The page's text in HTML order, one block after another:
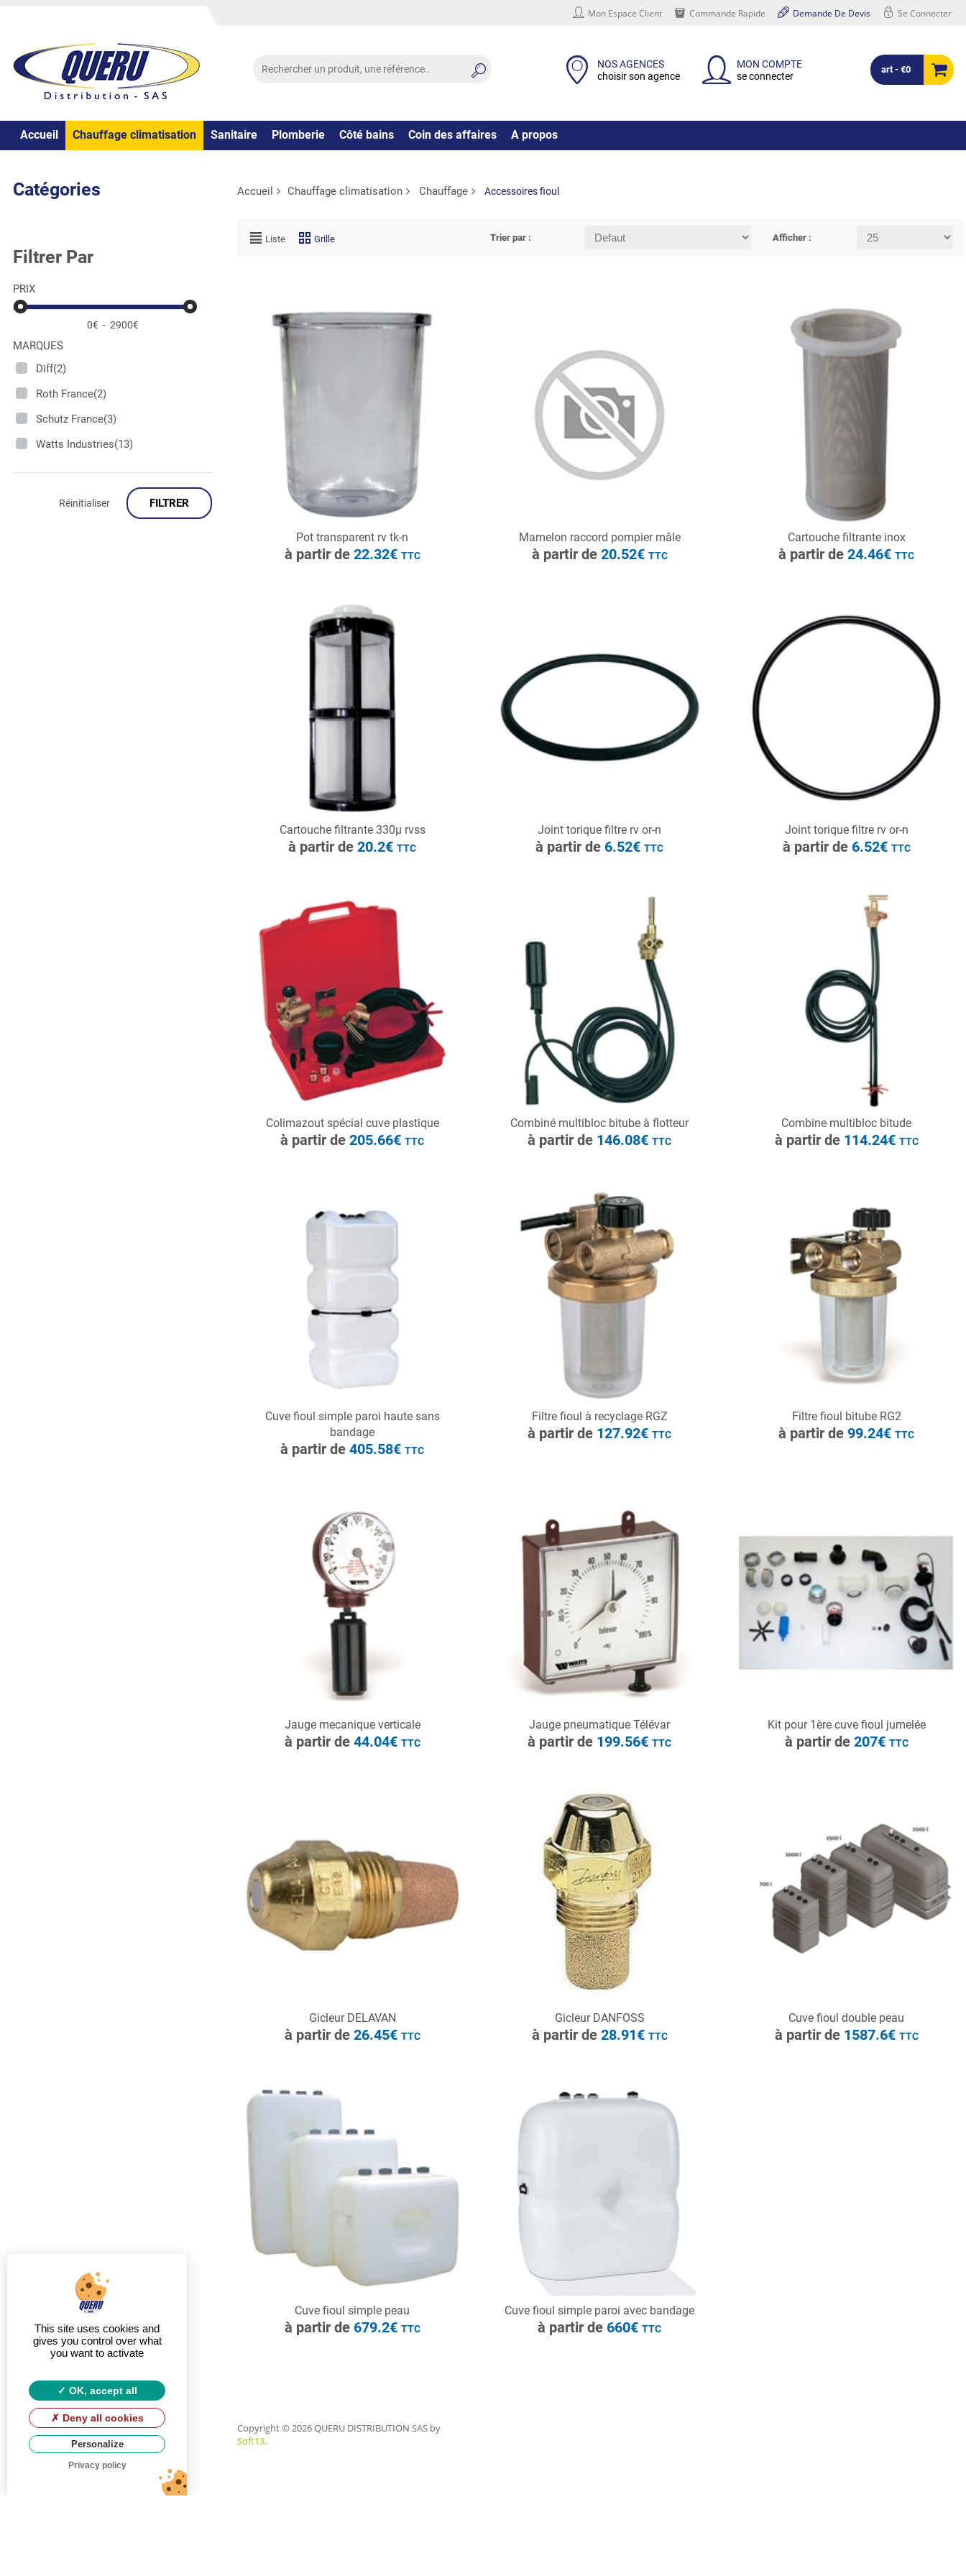
Mon Espace Client Commande Rapide Demande De Devis Se Connecter
NOS AGENCES
choisir son agence
MON COMPTE
se connecter
art - €0
Accueil Chauffage climatisation Sanitaire Plomberie Côté bains Coin des affaires A propos
Catégories
Filtrer Par
PRIX
0€ - 2900€
MARQUES
Diff(2)
Roth France(2)
Schutz France(3)
Watts Industries(13)
Réinitialiser FILTRER
Accueil Chauffage climatisation Chauffage Accessoires fioul
Liste Grille Trier par : Afficher :
à partir de
22.32€
Pot transparent rv tk-n
à partir de 22.32€ TTC
Demande de devis
à partir de
Mamelon raccord pompier mâle
à partir de 20.52€ TTC
Demande de devis
Cartouche filtrante inox
à partir de24.46€TTC
CONSULTER
Demande de devis
à partir de
20.2€
TTC
Cartouche filtrante 330µ rvss
à partir de20.2€TTC
CONSULTER
Demande de devis
6.52€
TTC
Joint torique filtre rv or-n
à partir de 6.52€TTC
Demande de devis
Joint torique filtre rv or-n
à partir de 6.52€ TTC
Demande de devis
205.66€
Colimazout spécial cuve plastique
à partir de205.66€TTC
Demande de devis
à partir de
Combiné multibloc bitube à flotteur
à partir de 146.08€TTC
Demande de devis
Combine multibloc bitude
à partir de 114.24€ TTC
CONSULTER
Demande de devis
à partir de
405.58€
Cuve fioul simple paroi haute sans
bandage
à partir de405.58€TTC
CONSULTER
Demande de devis
à partir de
127.92€
Filtre fioul à recyclage RGZ
à partir de 127.92€TTC
CONSULTER
Demande de devis
Filtre fioul bitube RG2
à partir de99.24€TTC
Demande de devis
à partir de
44.04€
Jauge mecanique verticale
à partir de 44.04€ TTC
Demande de devis
à partir de
199.56€
TTC
Jauge pneumatique Télévar
à partir de 199.56€TTC
Demande de devis
Kit pour 1ère cuve fioul jumelée
à partir de 207€ TTC
Demande de devis
à partir de
26.45€
Gicleur DELAVAN
à partir de 26.45€ TTC
Demande de devis
à partir de
28.91€
Gicleur DANFOSS
à partir de 28.91€ TTC
Demande de devis
Cuve fioul double peau
à partir de 1587.6€ TTC
Demande de devis
à partir de
679.2€
Cuve fioul simple peau
à partir de 679.2€ TTC
Demande de devis
Cuve fioul simple paroi avec bandage
à partir de 660€TTC
CONSULTER
Demande de devis
Copyright© 2026 QUERU DISTRIBUTION SAS by
Soft13.
This site uses cookies and
gives you control over what
you want to activate
OK, accept all
Deny all cookies
Personalize
Privacy policy